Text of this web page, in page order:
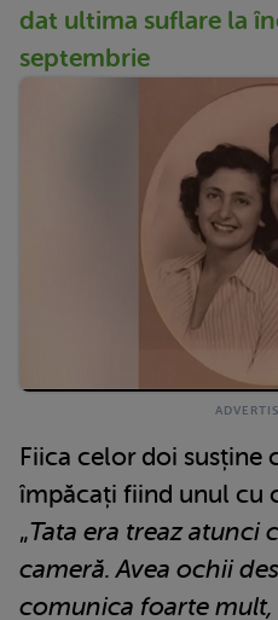
dat ultima suflare la
septembrie
Fiica celor doi susține
împăcați fiind unul cu
„Tata era treaz atunci
cameră. Avea ochii
comunica foarte mult,